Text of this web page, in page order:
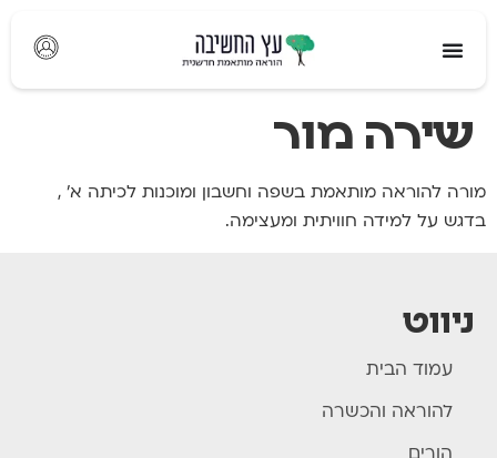
שירה מור
מורה להוראה מותאמת בשפה וחשבון ומוכנות לכיתה א׳ ,
בדגש על למידה חוויתית ומעצימה.
ניווט
עמוד הבית
להוראה והכשרה